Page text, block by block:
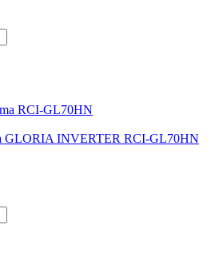
GLORIA INVERTER RCI-GL70HN